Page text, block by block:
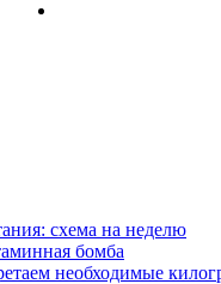
схема на неделю
бомба
необходимые